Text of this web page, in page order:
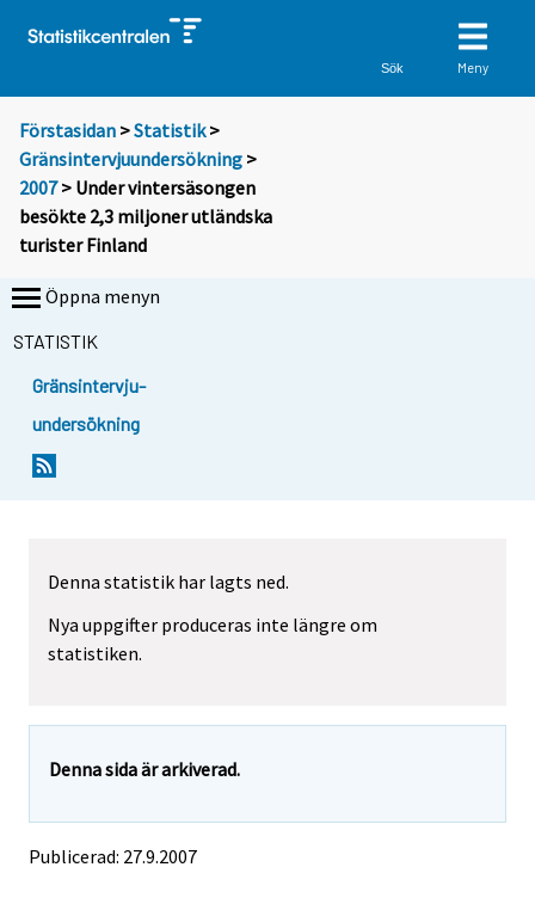
Sök Meny
Förstasidan >Statistik >
Gränsintervjuundersökning >
2007> Under vintersäsongen
besökte 2,3 miljoner utländska
turister Finland
Öppna menyn
STATISTIK
Gränsintervju-
undersökning
Denna statistik har lagts ned.
Nya uppgifter produceras inte längre om
statistiken.
Denna sida är arkiverad.
Publicerad: 27.9.2007